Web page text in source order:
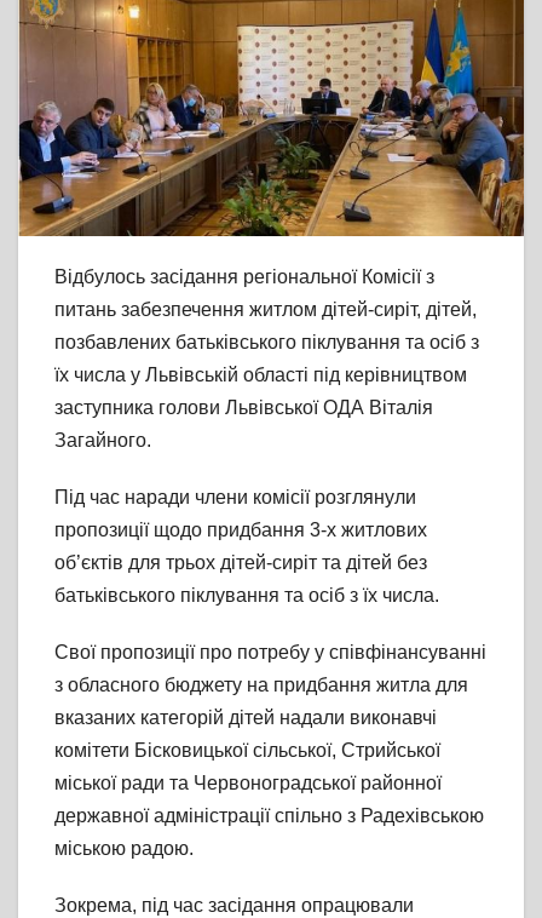
Відбулось засідання регіональної Комісії з
питань забезпечення житлом дітей-сиріт, дітей,
позбавлених батьківського піклування та осіб з
їх числа у Львівській області під керівництвом
заступника голови Львівської ОДА Віталія
Загайного.
Під час наради члени комісії розглянули
пропозиції щодо придбання 3-х житлових
об’єктів для трьох дітей-сиріт та дітей без
батьківського піклування та осіб з їх числа.
Свої пропозиції про потребу у співфінансуванні
з обласного бюджету на придбання житла для
вказаних категорій дітей надали виконавчі
комітети Бісковицької сільської, Стрийської
міської ради та Червоноградської районної
державної адміністрації спільно з Радехівською
міською радою.
Зокрема, під час засідання опрацювали